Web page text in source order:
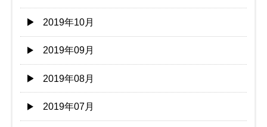
2019年10月
2019年09月
2019年08月
2019年07月